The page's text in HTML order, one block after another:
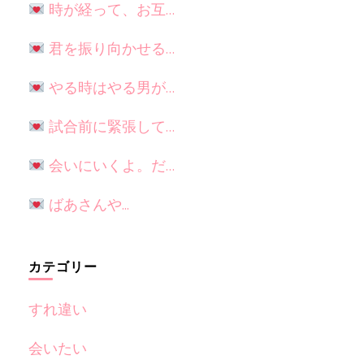
時が経って、お互…
君を振り向かせる…
やる時はやる男が…
試合前に緊張して…
会いにいくよ。だ…
ばあさんや...
カテゴリー
すれ違い
会いたい